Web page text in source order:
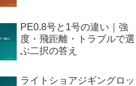
PE0.8号と1号の違い｜強
度・飛距離・トラブルで選
ぶ二択の答え
ライトショアジギングロッ